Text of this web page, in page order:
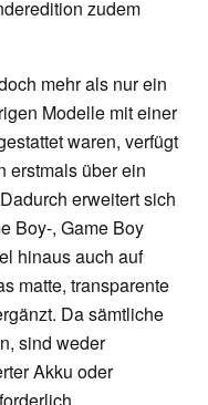
zudem
mehr als nur ein
Modelle mit einer
waren, verfügt
erstmals über ein
erweitert sich
Boy-, Game Boy
hinaus auch auf
matte, transparente
Da sämtliche
sind weder
Akku oder